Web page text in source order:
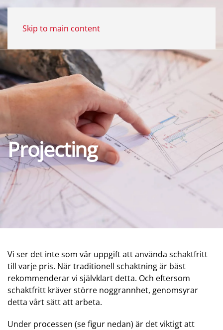
Skip to main content
Projecting
Vi ser det inte som vår uppgift att använda schaktfritt
till varje pris. När traditionell schaktning är bäst
rekommenderar vi självklart detta. Och eftersom
schaktfritt kräver större noggrannhet, genomsyrar
detta vårt sätt att arbeta.
Under processen (se figur nedan) är det viktigt att